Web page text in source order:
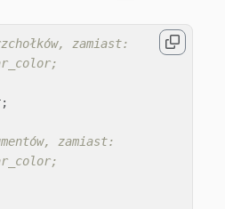
zamiast:
;
zamiast: